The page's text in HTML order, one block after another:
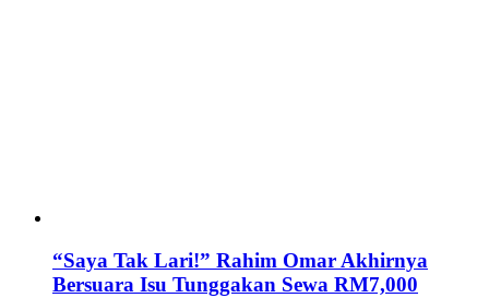
“Saya Tak Lari!” Rahim Omar Akhirnya
Bersuara Isu Tunggakan Sewa RM7,000